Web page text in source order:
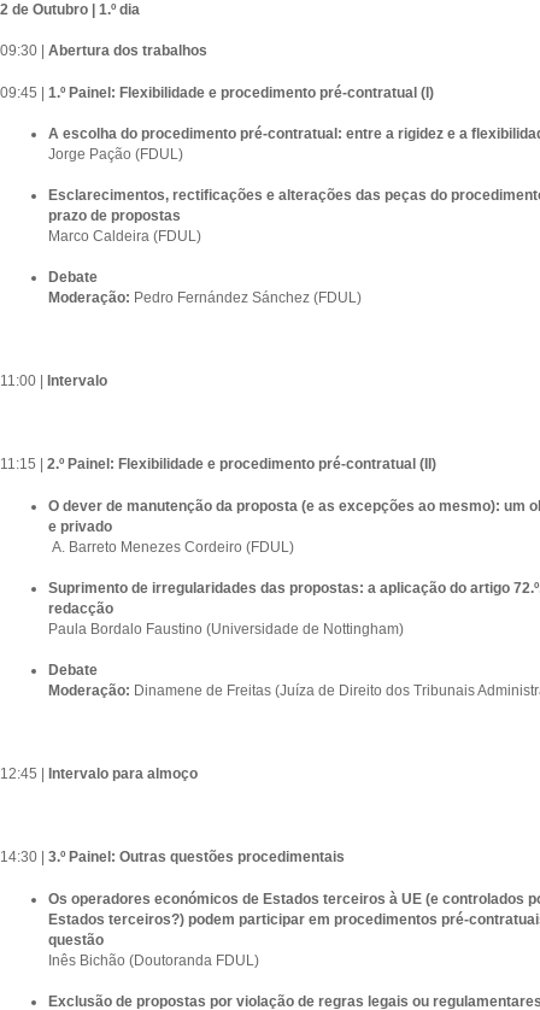
2 de Outubro | 1.º dia
09:30 | Abertura dos trabalhos
09:45 | 1.º Painel: Flexibilidade e procedimento pré-contratual (I)
A escolha do procedimento pré-contratual: entre a rigidez e a
Jorge Pação (FDUL)
Esclarecimentos, rectificações e alterações das peças do
prazo de propostas
Marco Caldeira (FDUL)
Debate
Moderação: Pedro Fernández Sánchez (FDUL)
11:00 | Intervalo
11:15 | 2.º Painel: Flexibilidade e procedimento pré-contratual (II)
O dever de manutenção da proposta (e as excepções ao mesmo): um
e privado
A. Barreto Menezes Cordeiro (FDUL)
Suprimento de irregularidades das propostas: a aplicação do artigo
redacção
Paula Bordalo Faustino (Universidade de Nottingham)
Debate
Moderação: Dinamene de Freitas (Juíza de Direito dos Tribunais
12:45 | Intervalo para almoço
14:30 | 3.º Painel: Outras questões procedimentais
Os operadores económicos de Estados terceiros à UE (e controlados
Estados terceiros?) podem participar em procedimentos pré-
questão
Inês Bichão (Doutoranda FDUL)
Exclusão de propostas por violação de regras legais ou